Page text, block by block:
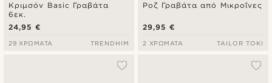
Κριμσόν Basic Γραβάτα
6εκ.
24,95 €
29 ΧΡΏΜΑΤΑ TRENDHIM
Ροζ Γραβάτα από Μικροΐνες
29,95 €
2 ΧΡΏΜΑΤΑ TAILOR TOKI